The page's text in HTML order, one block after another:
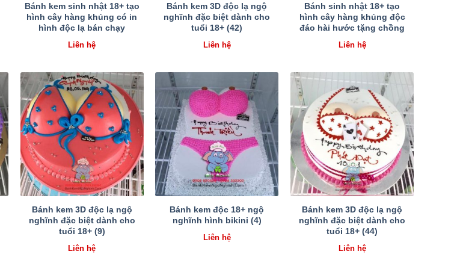
Bánh kem sinh nhật 18+ tạo
hình cây hàng khủng có in
hình độc lạ bán chạy
Liên hệ
Bánh kem 3D độc lạ ngộ
nghĩnh đặc biệt dành cho
tuổi 18+ (42)
Liên hệ
Bánh sinh nhật 18+ tạo
hình cây hàng khủng độc
đáo hài hước tặng chồng
Liên hệ
Bánh kem 3D độc lạ ngộ
nghĩnh đặc biệt dành cho
tuổi 18+ (9)
Liên hệ
Bánh kem độc 18+ ngộ
nghĩnh hình bikini (4)
Liên hệ
Bánh kem 3D độc lạ ngộ
nghĩnh đặc biệt dành cho
tuổi 18+ (44)
Liên hệ